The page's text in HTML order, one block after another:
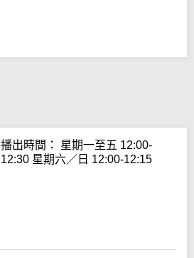
播出時間： 星期一至五 12:00-
12:30 星期六／日 12:00-12:15